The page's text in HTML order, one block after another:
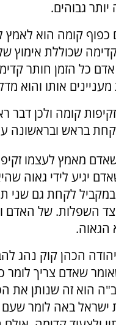
גבוהים.
קומה הוא לאמץ
שכוללת אימוץ של
כל הזמן חותר
אותו והוא
קומה ולכן דבר
בראש ובראשונה
מאמץ לעצמו
יגיע לידי גאוה
במקביל לקחת גם שני
השפלות. של האדם
הגאוה.
הכהן קוק נהג
שאדם צריך לומר
הוא זה שנותן את
ישראל באה לומר שעם